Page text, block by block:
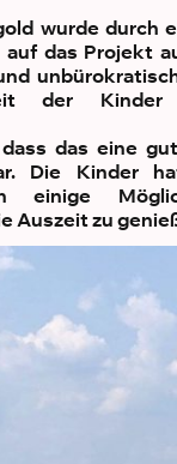
wurde durch
auf das Projekt
der
das eine
Die Kinder
einige
Auszeit zu